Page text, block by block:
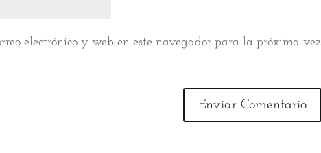
electrónico y web en este navegador para la próxima vez